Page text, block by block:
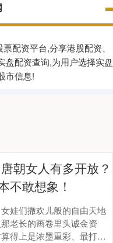
配资平台,分享港股配资、
盘配资查询,为用户选择实盘
市信息!
朝女人有多开放？
不敢想象！
娃们撒欢儿般的自由天地
老长的画卷里头诚金资
得上是浓墨重彩、最打眼